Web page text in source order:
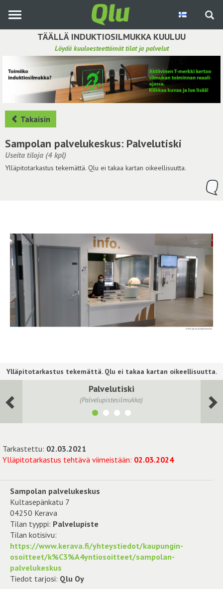
pääsisältöön
TÄÄLLÄ INDUKTIOSILMUKKA KUULUU
Löydä kuuloesteettömät tilat ja palvelut
Etsi induktiosilmukka
Tee ehdotus ja vaikuta kuulemiskokemukseen
Hae ehdotuksia
Käyttöohje
Yhteydenottopyyntö
Takaisin
Sampolan palvelukeskus: Palvelutiski
Useita tiloja (4 kpl)
Ylläpitotarkastus tekemättä. Qlu ei takaa kartan oikeellisuutta.
Palvelutiski
(Palvelupistesilmukka)
Tarkastettu: 02.03.2021
Ylläpitotarkastus tehtävä viimeistään: 02.03.2024
Sampolan palvelukeskus
Kultasepänkatu 7
04250 Kerava
Tilan tyyppi: Palvelupiste
Tilan kotisivu:
https://www.kerava.fi/yhteystiedot/kaupungin-
osoitteet/k%C3%A4yntiosoitteet/sampolan-
palvelukeskus
Tiedot tarjosi: Qlu Oy